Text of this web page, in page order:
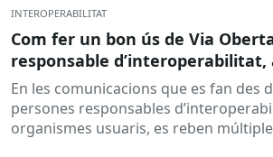
INTEROPERABILITAT
Com fer un bon ús de Via
responsable d’interoperabilitat,
En les comunicacions que es fan des
persones responsables
organismes usuaris, es reben